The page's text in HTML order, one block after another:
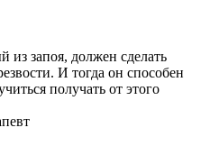
запоя, должен сделать
И тогда он способен
получать от этого